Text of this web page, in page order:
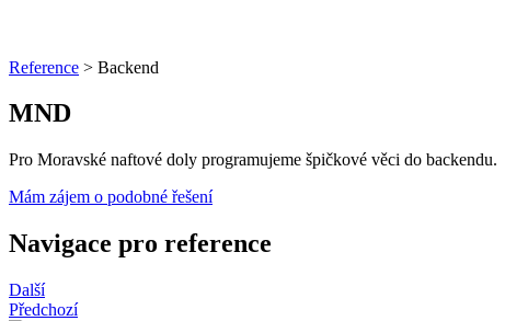
Reference > Backend
MND
Pro Moravské naftové doly programujeme špičkové věci do backendu.
Mám zájem o podobné řešení
Navigace pro reference
Další
Předchozí